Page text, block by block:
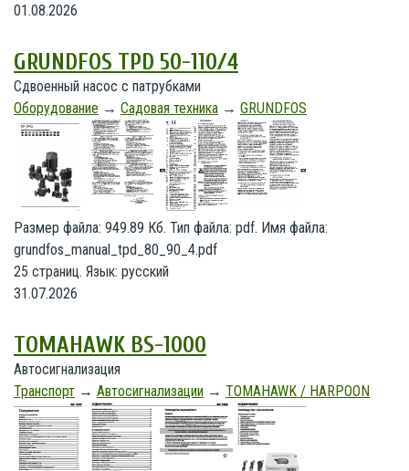
01.08.2026
GRUNDFOS TPD 50-110/4
Сдвоенный насос с патрубками
Оборудование → Садовая техника → GRUNDFOS
Размер файла: 949.89 Кб. Тип файла: pdf. Имя файла:
grundfos_manual_tpd_80_90_4.pdf
25 страниц. Язык: русский
31.07.2026
TOMAHAWK BS-1000
Автосигнализация
Транспорт → Автосигнализации → TOMAHAWK / HARPOON